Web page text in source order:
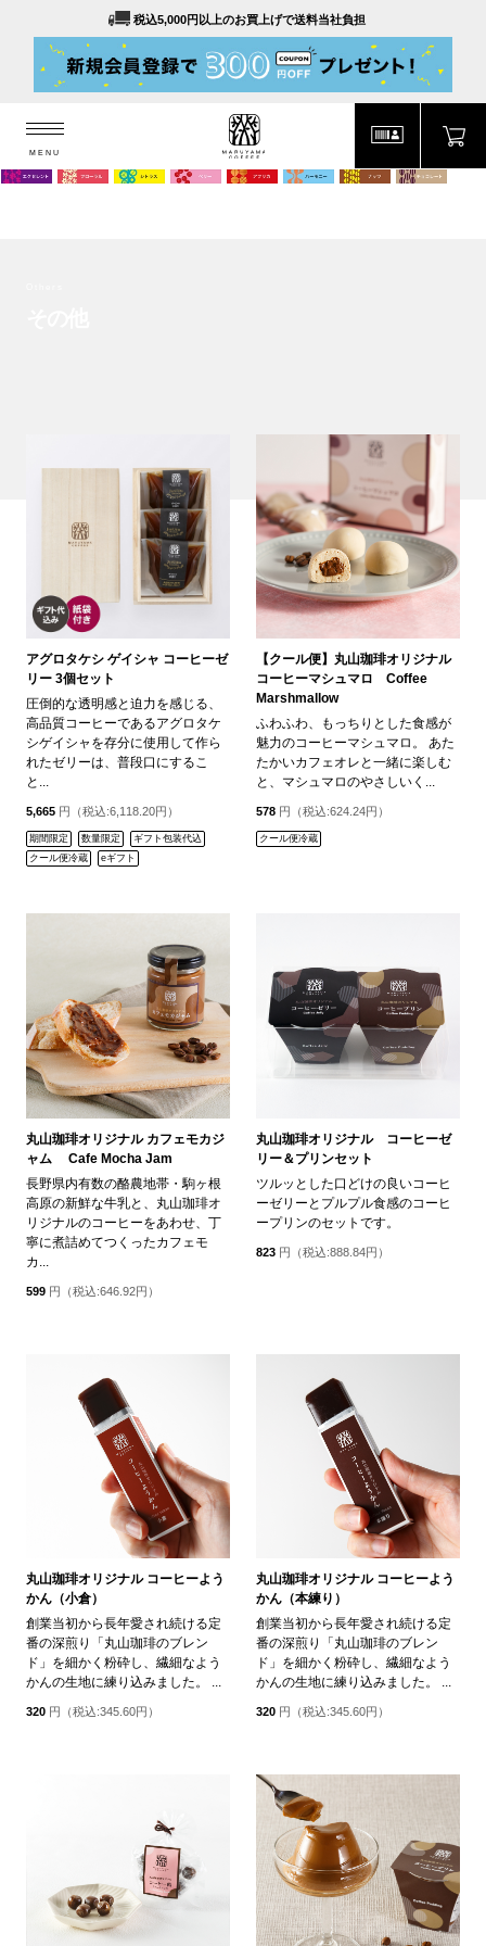
税込5,000円以上のお買上げで送料当社負担
MENU
MENU
アグロタケシ ゲイシャ コーヒーゼ
リー 3個セット
圧倒的な透明感と迫力を感じる、
高品質コーヒーであるアグロタケ
シゲイシャを存分に使用して作ら
れたゼリーは、普段口にするこ
と...
5,665 円（税込:6,118.20円）
期間限定 数量限定
ギフト包装代込
クール便冷蔵
eギフト
【クール便】丸山珈琲オリジナル
コーヒーマシュマロ Coffee
Marshmallow
ふわふわ、もっちりとした食感が
魅力のコーヒーマシュマロ。 あた
たかいカフェオレと一緒に楽しむ
と、マシュマロのやさしいく...
578 円（税込:624.24円）
クール便冷蔵
丸山珈琲オリジナル カフェモカジ
ャム Cafe Mocha Jam
長野県内有数の酪農地帯・駒ヶ根
高原の新鮮な牛乳と、丸山珈琲オ
リジナルのコーヒーをあわせ、丁
寧に煮詰めてつくったカフェモ
カ...
599 円（税込:646.92円）
丸山珈琲オリジナル コーヒーゼ
リー＆プリンセット
ツルッとした口どけの良いコーヒ
ーゼリーとプルプル食感のコーヒ
ープリンのセットです。
823 円（税込:888.84円）
丸山珈琲オリジナル コーヒーよう
かん（小倉）
創業当初から長年愛され続ける定
番の深煎り「丸山珈琲のブレン
ド」を細かく粉砕し、繊細なよう
かんの生地に練り込みました。 ...
320 円（税込:345.60円）
丸山珈琲オリジナル コーヒーよう
かん（本練り）
創業当初から長年愛され続ける定
番の深煎り「丸山珈琲のブレン
ド」を細かく粉砕し、繊細なよう
かんの生地に練り込みました。 ...
320 円（税込:345.60円）